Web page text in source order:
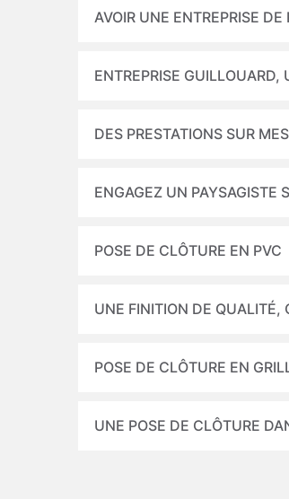
AVOIR UNE ENTREPRISE
ENTREPRISE
DES PRESTATIONS SUR
ENGAGEZ UN PAYSAGISTE
POSE DE CLÔTURE EN PVC
UNE FINITION DE QUALITÉ,
POSE DE CLÔTURE EN
UNE POSE DE CLÔTURE